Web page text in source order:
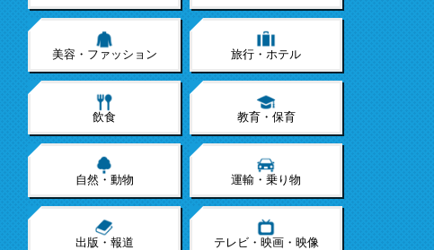
美容・ファッション 旅行・ホテル
飲食 教育・保育
自然・動物 運輸・乗り物
出版・報道 テレビ・映画・映像